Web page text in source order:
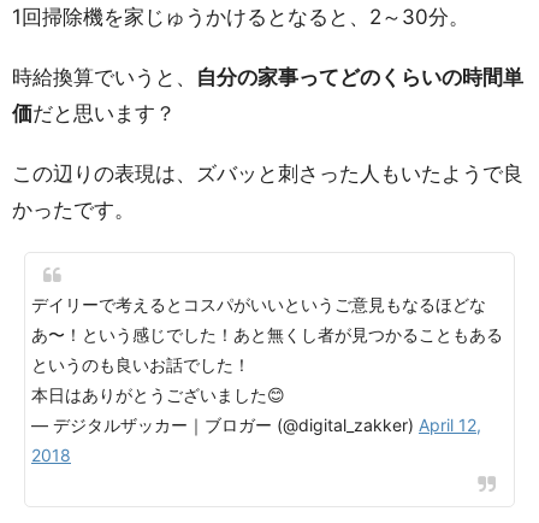
1回掃除機を家じゅうかけるとなると、2～30分。
時給換算でいうと、 自分の家事ってどのくらいの時間単
価だと思います？
この辺りの表現は、ズバッと刺さった人もいたようで良
かったです。
デイリーで考えるとコスパがいいというご意見もなるほどな
あ〜！という感じでした！あと無くし者が見つかることもある
というのも良いお話でした！
本日はありがとうございました😊
— デジタルザッカー｜ブロガー (@digital_zakker) April 12,
2018